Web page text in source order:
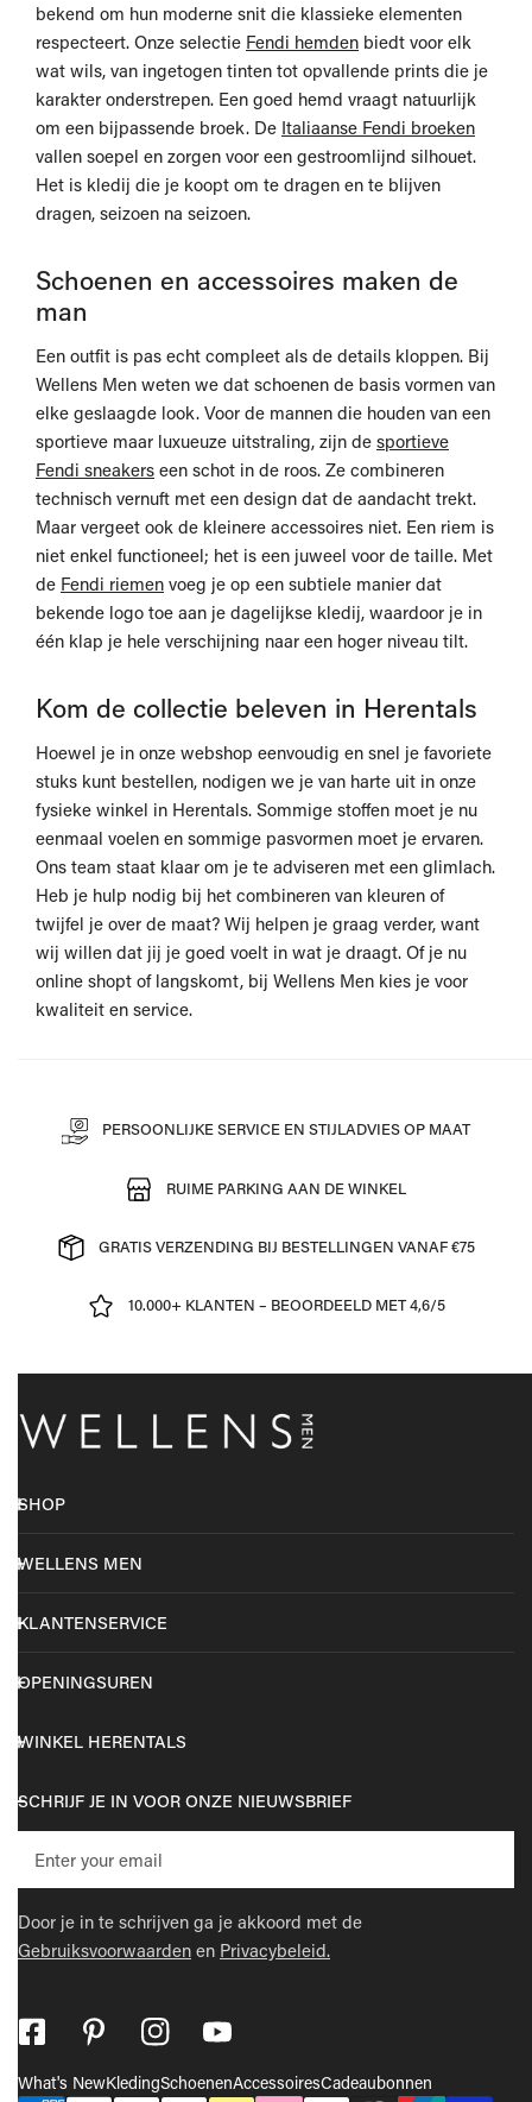
bekend om hun moderne snit die klassieke elementen
respecteert. Onze selectie Fendi hemden biedt voor elk
wat wils, van ingetogen tinten tot opvallende prints die je
karakter onderstrepen. Een goed hemd vraagt natuurlijk
om een bijpassende broek. De Italiaanse Fendi broeken
vallen soepel en zorgen voor een gestroomlijnd silhouet.
Het is kledij die je koopt om te dragen en te blijven
dragen, seizoen na seizoen.
Schoenen en accessoires maken de
man
Een outfit is pas echt compleet als de details kloppen. Bij
Wellens Men weten we dat schoenen de basis vormen van
elke geslaagde look. Voor de mannen die houden van een
sportieve maar luxueuze uitstraling, zijn de sportieve
Fendi sneakers een schot in de roos. Ze combineren
technisch vernuft met een design dat de aandacht trekt.
Maar vergeet ook de kleinere accessoires niet. Een riem is
niet enkel functioneel; het is een juweel voor de taille. Met
de Fendi riemen voeg je op een subtiele manier dat
bekende logo toe aan je dagelijkse kledij, waardoor je in
één klap je hele verschijning naar een hoger niveau tilt.
Kom de collectie beleven in Herentals
Hoewel je in onze webshop eenvoudig en snel je favoriete
stuks kunt bestellen, nodigen we je van harte uit in onze
fysieke winkel in Herentals. Sommige stoffen moet je nu
eenmaal voelen en sommige pasvormen moet je ervaren.
Ons team staat klaar om je te adviseren met een glimlach.
Heb je hulp nodig bij het combineren van kleuren of
twijfel je over de maat? Wij helpen je graag verder, want
wij willen dat jij je goed voelt in wat je draagt. Of je nu
online shopt of langskomt, bij Wellens Men kies je voor
kwaliteit en service.
PERSOONLIJKE SERVICE EN STIJLADVIES OP MAAT
RUIME PARKING AAN DE WINKEL
GRATIS VERZENDING BIJ BESTELLINGEN VANAF €75
10.000+ KLANTEN – BEOORDEELD MET 4,6/5
SHOP
WELLENS MEN
KLANTENSERVICE
OPENINGSUREN
WINKEL HERENTALS
SCHRIJF JE IN VOOR ONZE NIEUWSBRIEF
mail
Door je in te schrijven ga je akkoord met de
Gebruiksvoorwaarden en Privacybeleid.
What's NewKledingSchoenenAccessoiresCadeaubonnen